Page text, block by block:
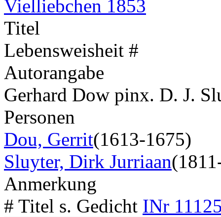
Vielliebchen 1853
Titel
Lebensweisheit #
Autorangabe
Gerhard Dow pinx. D. J.
Personen
Dou, Gerrit(1613-1675)
Sluyter, Dirk Jurriaan
Anmerkung
# Titel s. Gedicht INr